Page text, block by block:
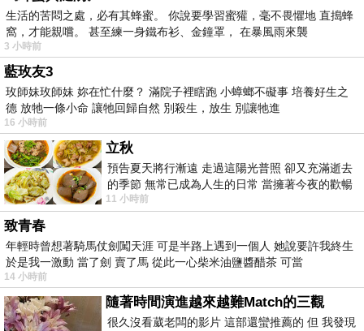
就自以為自己是大力士都不愛在床睡覺，在床裡
與床外總是扶站著可能以為有一天她可以把她的
床搬起騰空吧... ..
生活的苦悶之處，必有其蜂蜜。 你說要學習蜜獾，毫不畏懼地 直搗蜂
窩，才能親嚐。 甚至練一身鐵布衫、金鐘罩， 在暴風雨來襲
3 小時前
藍玫友3
玫師妹玫師妹 妳在忙什麼？ 滿院子裡瞎跑 小蟑螂不礙事 培養好生之
德 放牠一條小命 讓牠回歸自然 別殺生，放生 別讓牠進
16 小時前
立秋
預告夏天將行漸遠 走過這陽光普照 卻又充滿逝去
的季節 無常已成為人生的日常 當擁著今夜的歡暢
舒心 轉眼驟成昨日 而明晨 太陽
11 小時前
致青春
年輕時曾想著騎馬仗劍闖天涯 可是半路上遇到一個人 她說要許我終生
於是我一激動 當了劍 賣了馬 從此一心柴米油鹽醬醋茶 可當
14 小時前
隨著時間演進越來越難Match的三觀
很久沒看葳老闆的影片 這部還蠻推薦的 但 我發現